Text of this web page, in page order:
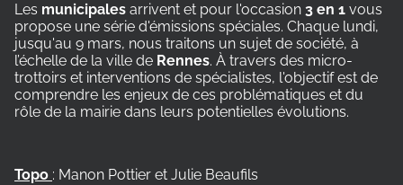
Les municipales arrivent et pour l'occasion 3 en 1 vous
propose une série d'émissions spéciales. Chaque lundi,
jusqu'au 9 mars, nous traitons un sujet de société, à
l’échelle de la ville de Rennes. À travers des micro-
trottoirs et interventions de spécialistes, l'objectif est de
comprendre les enjeux de ces problématiques et du
rôle de la mairie dans leurs potentielles évolutions.
Topo : Manon Pottier et Julie Beaufils